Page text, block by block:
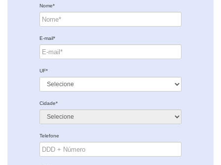
Nome*
E-mail*
UF*
Cidade*
Telefone